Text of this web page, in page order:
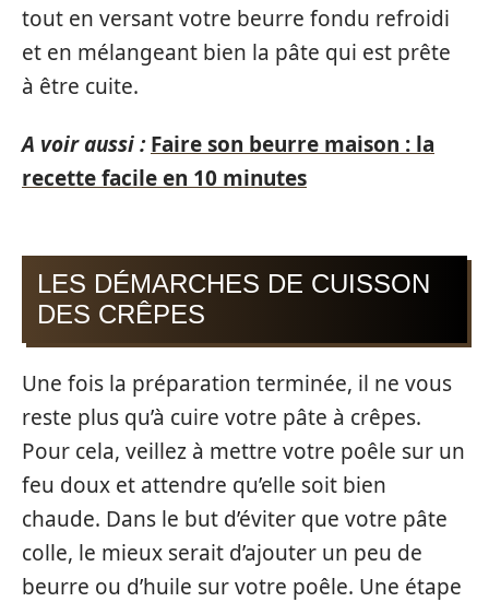
tout en versant votre beurre fondu refroidi
et en mélangeant bien la pâte qui est prête
à être cuite.
A voir aussi : Faire son beurre maison : la
recette facile en 10 minutes
LES DÉMARCHES DE CUISSON
DES CRÊPES
Une fois la préparation terminée, il ne vous
reste plus qu’à cuire votre pâte à crêpes.
Pour cela, veillez à mettre votre poêle sur un
feu doux et attendre qu’elle soit bien
chaude. Dans le but d’éviter que votre pâte
colle, le mieux serait d’ajouter un peu de
beurre ou d’huile sur votre poêle. Une étape